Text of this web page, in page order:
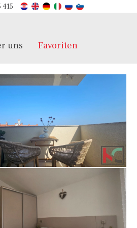
415
uns Favoriten